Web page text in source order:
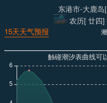
东港市-大鹿岛
农历[ 廿四
15天天气预报
触碰潮汐表曲线可